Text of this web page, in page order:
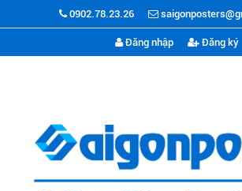
0902.78.23.26
Đăng nhập Đăng ký